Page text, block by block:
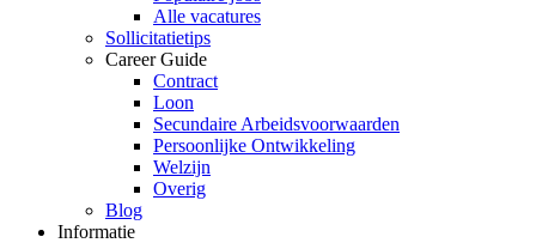
Alle vacatures
Sollicitatietips
Career Guide
Contract
Loon
Secundaire Arbeidsvoorwaarden
Persoonlijke Ontwikkeling
Welzijn
Overig
Blog
Informatie